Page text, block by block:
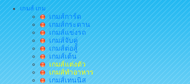
เกมส์ เกม
เกมส์การ์ด
เกมส์กระดาน
เกมส์แข่งรถ
เกมส์จับคู่
เกมส์ต่อสู้
เกมส์เต้น
เกมส์แต่งตัว
เกมส์ทำอาหาร
เกมส์เทนนิส